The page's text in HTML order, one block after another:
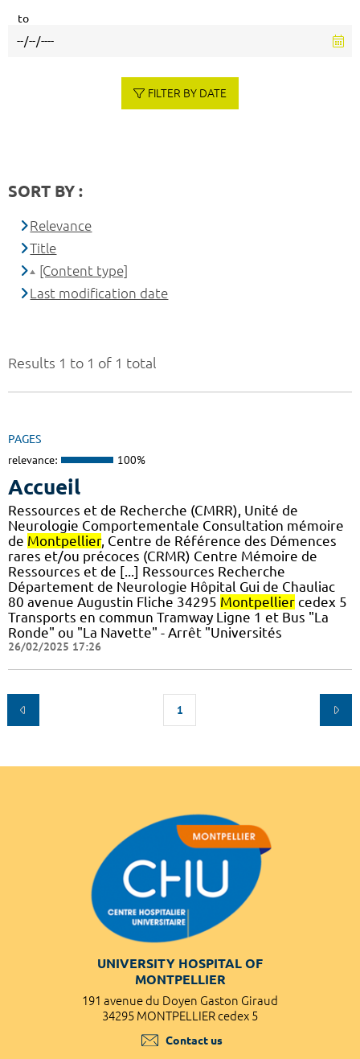
Results 1 to 1 of 1 total
PAGES
relevance: 100%
Accueil
Ressources et de Recherche (CMRR), Unité de
Neurologie Comportementale Consultation mémoire
de Montpellier, Centre de Référence des Démences
rares et/ou précoces (CRMR) Centre Mémoire de
Ressources et de [...] Ressources Recherche
Département de Neurologie Hôpital Gui de Chauliac
80 avenue Augustin Fliche 34295 Montpellier cedex 5
Transports en commun Tramway Ligne 1 et Bus "La
Ronde" ou "La Navette" - Arrêt "Universités
26/02/2025 17:26
1
to
FILTER BY DATE
SORT BY :
Relevance
Title
[Content type]
Last modification date
UNIVERSITY HOSPITAL OF
MONTPELLIER
191 avenue du Doyen Gaston Giraud
34295 MONTPELLIER cedex 5
Contact us